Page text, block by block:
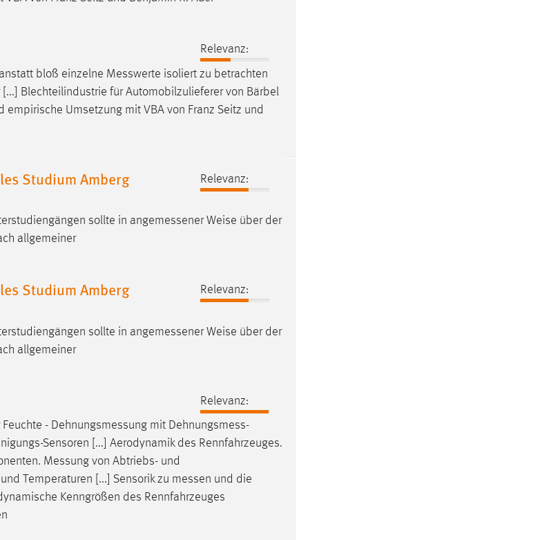
Relevanz:
bloß einzelne Messwerte isoliert zu betrachten
Blechteilindustrie für Automobilzulieferer von Bärbel
empirische Umsetzung mit VBA von Franz Seitz und
Studium Amberg
Relevanz:
sollte in angemessenerWeise über der
allgemeiner
Studium Amberg
Relevanz:
sollte in angemessenerWeise über der
allgemeiner
Relevanz:
- Dehnungsmessung mit Dehnungsmess-
Sensoren [...] Aerodynamik des Rennfahrzeuges.
Messung von Abtriebs- und
Temperaturen [...] Sensorik zu messen und die
Kenngrößen des Rennfahrzeuges